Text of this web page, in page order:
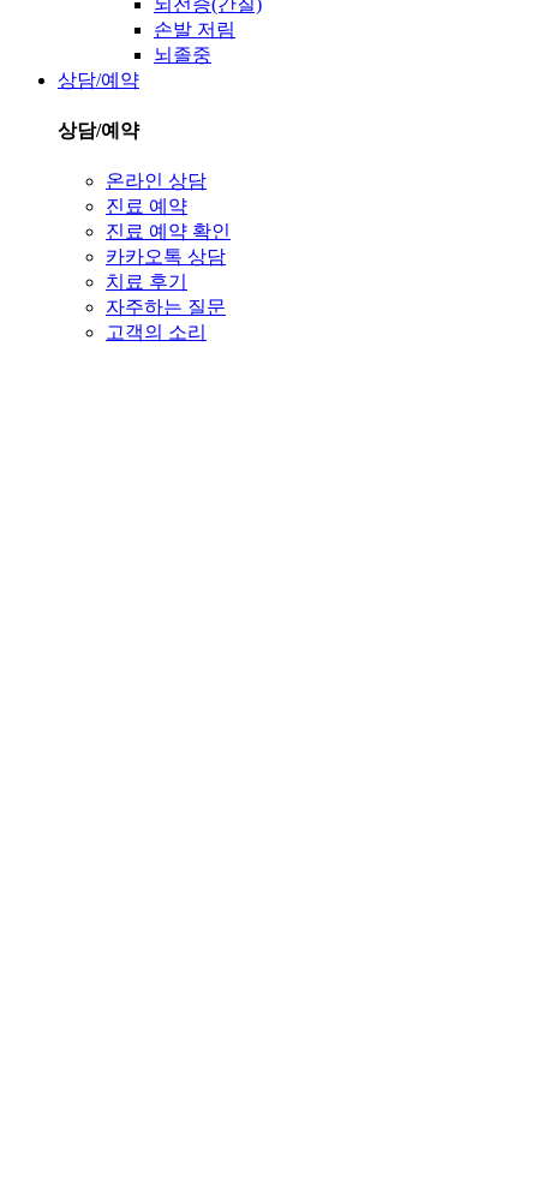
손발 저림
뇌졸중
상담/예약
상담/예약
온라인 상담
진료 예약
진료 예약 확인
카카오톡 상담
치료 후기
자주하는 질문
고객의 소리